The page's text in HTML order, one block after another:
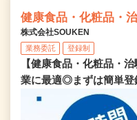
健康食品・化粧品・
株式会社SOUKEN
業務委託 登録制
【健康食品・化粧品・
業に最適◎まずは簡単登